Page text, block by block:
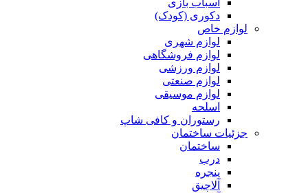
اسباب بازی
دکوری (کودک)
لوازم خاص
لوازم شهری
لوازم فروشگاهی
لوازم ورزشی
لوازم صنعتی
لوازم موسیقی
اسلحه
رستوران و کافی شاپ
جزئیات ساختمان
ساختمان
درب
پنجره
آلاچیق